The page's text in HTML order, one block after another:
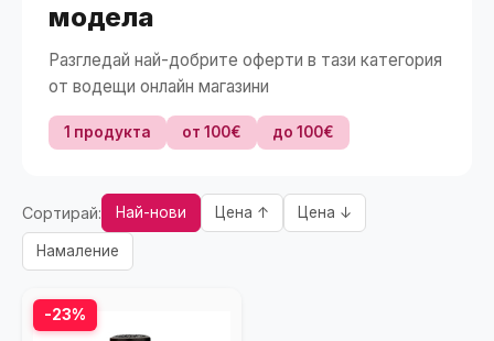
модела
Разгледай най-добрите оферти в тази категория
от водещи онлайн магазини
1 продукта от 100€ до 100€
Сортирай: Най-нови Цена ↑ Цена ↓
Намаление
-23%